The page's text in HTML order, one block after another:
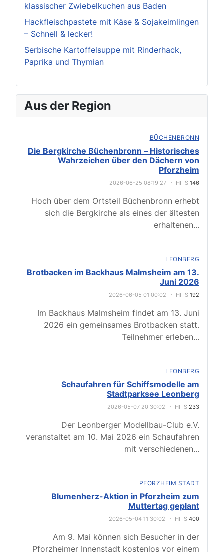
klassischer Zwiebelkuchen aus Baden
Hackfleischpastete mit Käse & Sojakeimlingen
– Schnell & lecker!
Serbische Kartoffelsuppe mit Rinderhack,
Paprika und Thymian
Aus der Region
BÜCHENBRONN
Die Bergkirche Büchenbronn – Historisches
Wahrzeichen über den Dächern von
Pforzheim
2026-06-25 08:19:27 HITS 146
Hoch über dem Ortsteil Büchenbronn erhebt
sich die Bergkirche als eines der ältesten
erhaltenen...
LEONBERG
Brotbacken im Backhaus Malmsheim am 13.
Juni 2026
2026-06-05 01:00:02 HITS 192
Im Backhaus Malmsheim findet am 13. Juni
2026 ein gemeinsames Brotbacken statt.
Teilnehmer erleben...
LEONBERG
Schaufahren für Schiffsmodelle am
Stadtparksee Leonberg
2026-05-07 20:30:02 HITS 233
Der Leonberger Modellbau-Club e.V.
veranstaltet am 10. Mai 2026 ein Schaufahren
mit verschiedenen...
PFORZHEIM STADT
Blumenherz-Aktion in Pforzheim zum
Muttertag geplant
2026-05-04 11:30:02 HITS 400
Am 9. Mai können sich Besucher in der
Pforzheimer Innenstadt kostenlos vor einem